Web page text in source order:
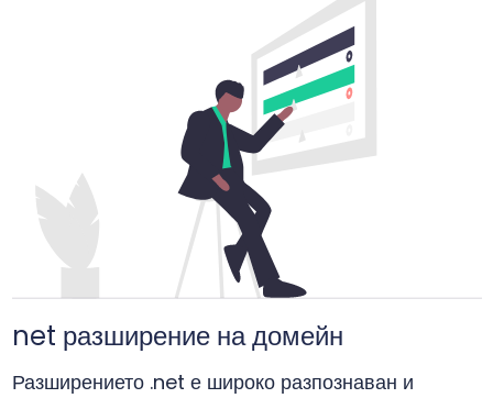
net разширение на домейн
Разширението .net е широко разпознаван и